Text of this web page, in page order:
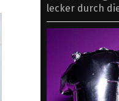
lecker durch